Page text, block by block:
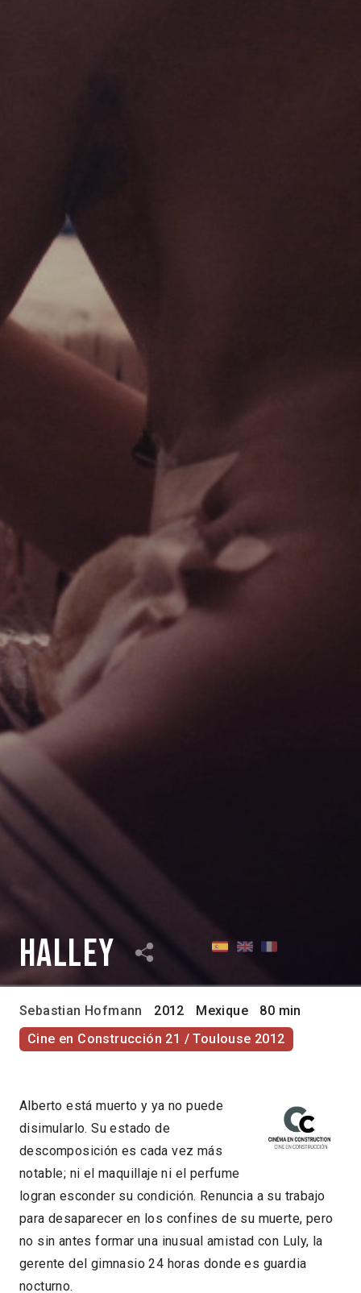
Halley
Sebastian Hofmann 2012 Mexique
80 min
Cine en Construcción 21 / Toulouse 2012
Alberto está muerto y ya no puede
disimularlo. Su estado de
descomposición es cada vez más
notable; ni el maquillaje ni el perfume
logran esconder su condición. Renuncia a su trabajo
para desaparecer en los confines de su muerte, pero
no sin antes formar una inusual amistad con Luly, la
gerente del gimnasio 24 horas donde es guardia
nocturno.